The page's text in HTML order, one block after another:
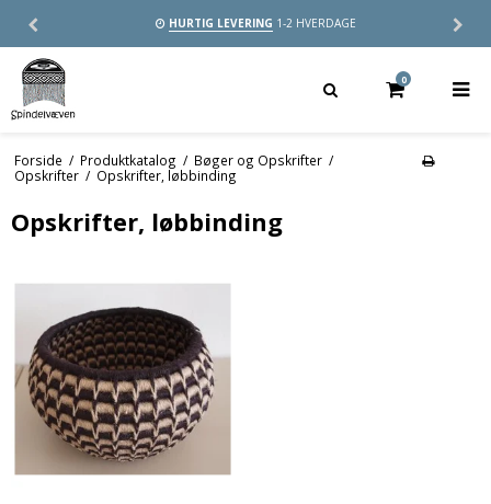
HURTIG LEVERING 1-2 HVERDAGE
0
Forside / Produktkatalog / Bøger og Opskrifter /
Opskrifter / Opskrifter, løbbinding
Opskrifter, løbbinding